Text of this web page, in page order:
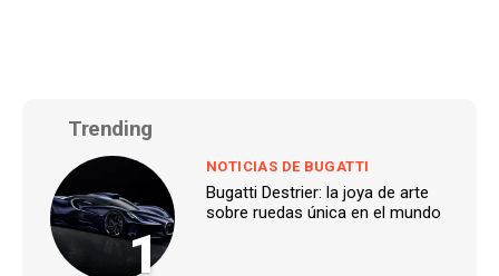
Trending
1
NOTICIAS DE BUGATTI
Bugatti Destrier: la joya de arte
sobre ruedas única en el mundo